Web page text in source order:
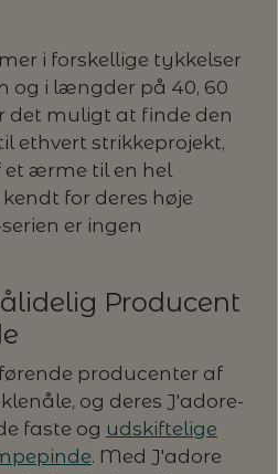
i forskellige tykkelser
og i længder på 40, 60
det muligt at finde den
ethvert strikkeprojekt,
et ærme til en hel
for deres høje
er ingen
Producent
producenter af
og deres J'adore-
faste og udskiftelige
. Med J'adore